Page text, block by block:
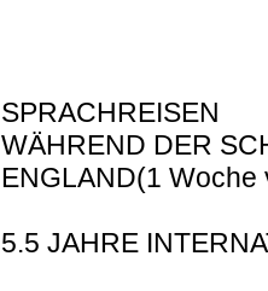
SPRACHREISEN
WÄHREND DER
ENGLAND(1 Woche
5.5 JAHRE